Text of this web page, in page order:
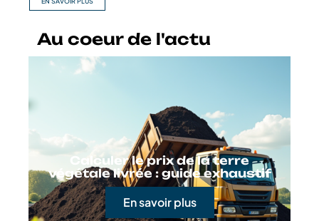
Au coeur de l'actu
Calculer le prix de la terre
végétale livrée : guide exhaustif
En savoir plus